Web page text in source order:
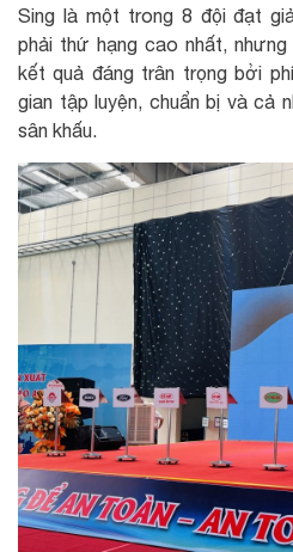
Sing là một trong 8 đội đạt
phải thứ hạng cao nhất,
kết quả đáng trân trọng bởi
gian tập luyện, chuẩn bị và cả
sân khấu.